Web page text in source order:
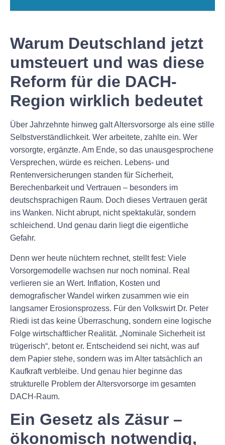
Warum Deutschland jetzt
umsteuert und was diese
Reform für die DACH-
Region wirklich bedeutet
Über Jahrzehnte hinweg galt Altersvorsorge als eine stille
Selbstverständlichkeit. Wer arbeitete, zahlte ein. Wer
vorsorgte, ergänzte. Am Ende, so das unausgesprochene
Versprechen, würde es reichen. Lebens- und
Rentenversicherungen standen für Sicherheit,
Berechenbarkeit und Vertrauen – besonders im
deutschsprachigen Raum. Doch dieses Vertrauen gerät
ins Wanken. Nicht abrupt, nicht spektakulär, sondern
schleichend. Und genau darin liegt die eigentliche
Gefahr.
Denn wer heute nüchtern rechnet, stellt fest: Viele
Vorsorgemodelle wachsen nur noch nominal. Real
verlieren sie an Wert. Inflation, Kosten und
demografischer Wandel wirken zusammen wie ein
langsamer Erosionsprozess. Für den Volkswirt Dr. Peter
Riedi ist das keine Überraschung, sondern eine logische
Folge wirtschaftlicher Realität. „Nominale Sicherheit ist
trügerisch“, betont er. Entscheidend sei nicht, was auf
dem Papier stehe, sondern was im Alter tatsächlich an
Kaufkraft verbleibe. Und genau hier beginne das
strukturelle Problem der Altersvorsorge im gesamten
DACH-Raum.
Ein Gesetz als Zäsur –
ökonomisch notwendig,